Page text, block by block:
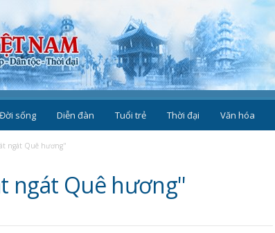
Đời sống Diễn đàn Tuổi trẻ Thời đại
ngát Quê hương''
ngát Quê hương''